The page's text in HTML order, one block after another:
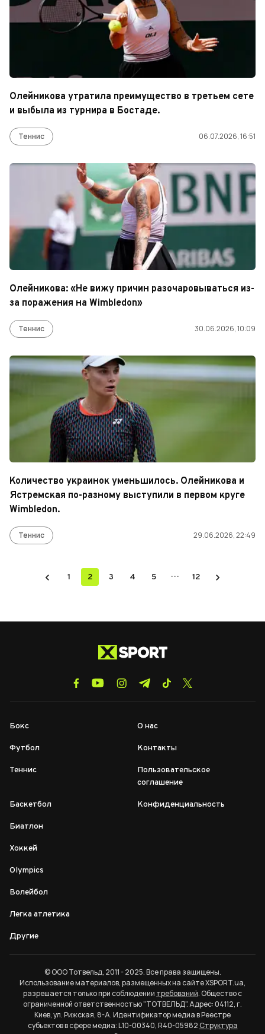
Олейникова утратила преимущество в третьем сете
и выбыла из турнира в Бостаде.
Теннис 06.07.2026, 16:51
Олейникова: «Не вижу причин разочаровываться из-
за поражения на Wimbledon»
Теннис 30.06.2026, 10:09
Количество украинок уменьшилось. Олейникова и
Ястремская по-разному выступили в первом круге
Wimbledon.
Теннис 29.06.2026, 22:49
1 2 3 4 5 … 12
Бокс
Футбол
Теннис
Баскетбол
Биатлон
Хоккей
Olympics
Волейбол
Легка атлетика
Другие
О нас
Контакты
Пользовательское
соглашение
Конфиденциальность
© ООО Тотвельд, 2011 - 2025. Все права защищены.
Использование материалов, размещенных на сайте XSPORT.ua,
разрешается только при соблюдении требований. Общество с
ограниченной ответственностью "ТОТВЕЛЬД". Адрес: 04112, г.
Киев, ул. Рижская, 8-А. Идентификатор медиа в Реестре
субъектов в сфере медиа: L10-00340, R40-05982Структура